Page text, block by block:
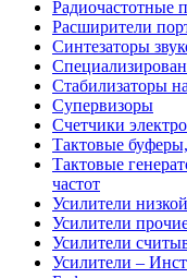
Радиочастотные
Расширители
Синтезаторы
Стабилизаторы
Супервизоры
Счетчики
Тактовые
Тактовые
частот
Усилители
Усилители
Усилители
Усилители –